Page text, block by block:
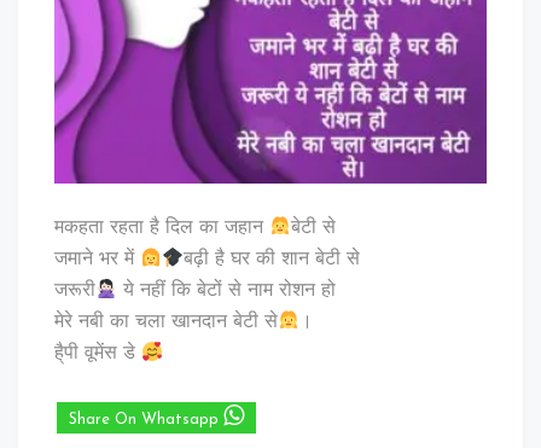
मकहता रहता है दिल का जहान
बेटी से
जमाने भर में
बढ़ी है घर की शान बेटी से
जरूरी
ये नहीं कि बेटों से नाम रोशन हो
मेरे नबी का चला खानदान बेटी से
।
है्पी वूमेंस डे
Share On Whatsapp